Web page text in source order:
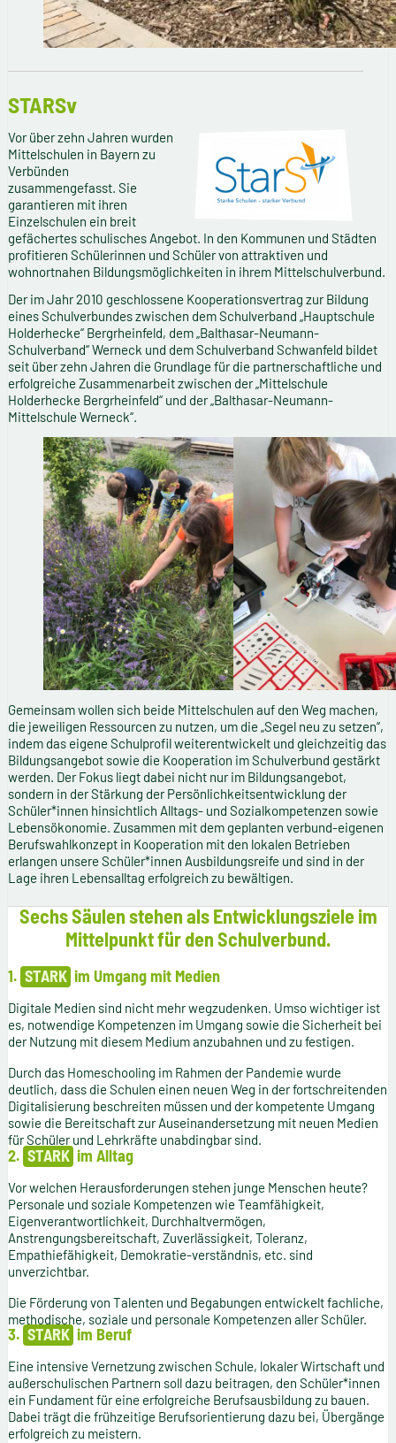
STARSv
Vor über zehn Jahren wurden
Mittelschulen in Bayern zu
Verbünden
zusammengefasst. Sie
garantieren mit ihren
Einzelschulen ein breit
gefächertes schulisches Angebot. In den Kommunen und Städten
profitieren Schülerinnen und Schüler von attraktiven und
wohnortnahen Bildungsmöglichkeiten in ihrem Mittelschulverbund.
Der im Jahr 2010 geschlossene Kooperationsvertrag zur Bildung
eines Schulverbundes zwischen dem Schulverband „Hauptschule
Holderhecke“ Bergrheinfeld, dem „Balthasar-Neumann-
Schulverband“ Werneck und dem Schulverband Schwanfeld bildet
seit über zehn Jahren die Grundlage für die partnerschaftliche und
erfolgreiche Zusammenarbeit zwischen der „Mittelschule
Holderhecke Bergrheinfeld“ und der „Balthasar-Neumann-
Mittelschule Werneck“.
Gemeinsam wollen sich beide Mittelschulen auf den Weg machen,
die jeweiligen Ressourcen zu nutzen, um die „Segel neu zu setzen“,
indem das eigene Schulprofil weiterentwickelt und gleichzeitig das
Bildungsangebot sowie die Kooperation im Schulverbund gestärkt
werden. Der Fokus liegt dabei nicht nur im Bildungsangebot,
sondern in der Stärkung der Persönlichkeitsentwicklung der
Schüler*innen hinsichtlich Alltags- und Sozialkompetenzen sowie
Lebensökonomie. Zusammen mit dem geplanten verbund-eigenen
Berufswahlkonzept in Kooperation mit den lokalen Betrieben
erlangen unsere Schüler*innen Ausbildungsreife und sind in der
Lage ihren Lebensalltag erfolgreich zu bewältigen.
Sechs Säulen stehen als Entwicklungsziele im
Mittelpunkt für den Schulverbund.
1. STARK im Umgang mit Medien
Digitale Medien sind nicht mehr wegzudenken. Umso wichtiger ist
es, notwendige Kompetenzen im Umgang sowie die Sicherheit bei
der Nutzung mit diesem Medium anzubahnen und zu festigen.
Durch das Homeschooling im Rahmen der Pandemie wurde
deutlich, dass die Schulen einen neuen Weg in der fortschreitenden
Digitalisierung beschreiten müssen und der kompetente Umgang
sowie die Bereitschaft zur Auseinandersetzung mit neuen Medien
für Schüler und Lehrkräfte unabdingbar sind.
2. STARK im Alltag
Vor welchen Herausforderungen stehen junge Menschen heute?
Personale und soziale Kompetenzen wie Teamfähigkeit,
Eigenverantwortlichkeit, Durchhaltvermögen,
Anstrengungsbereitschaft, Zuverlässigkeit, Toleranz,
Empathiefähigkeit, Demokratie-verständnis, etc. sind
unverzichtbar.
Die Förderung von Talenten und Begabungen entwickelt fachliche,
methodische, soziale und personale Kompetenzen aller Schüler.
3. STARK im Beruf
Eine intensive Vernetzung zwischen Schule, lokaler Wirtschaft und
außerschulischen Partnern soll dazu beitragen, den Schüler*innen
ein Fundament für eine erfolgreiche Berufsausbildung zu bauen.
Dabei trägt die frühzeitige Berufsorientierung dazu bei, Übergänge
erfolgreich zu meistern.